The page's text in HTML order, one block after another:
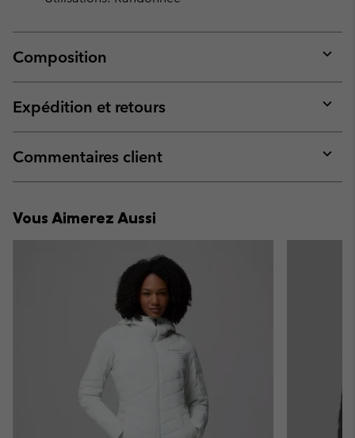
Composition
or
Expédition et retours
or
Commentaires client
or
Vous Aimerez Aussi